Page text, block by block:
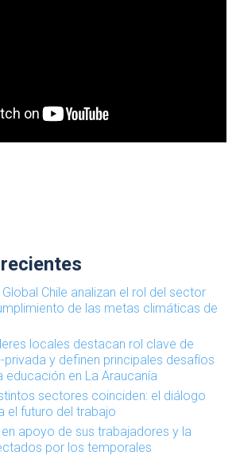
Chile analizan el rol del sector
de las metas climáticas de
locales destacan rol clave de
privada y definen principales desafíos
educación en La Araucanía
sectores coinciden: el diálogo
el futuro del trabajo
apoyo de sus trabajadores y la
por los temporales